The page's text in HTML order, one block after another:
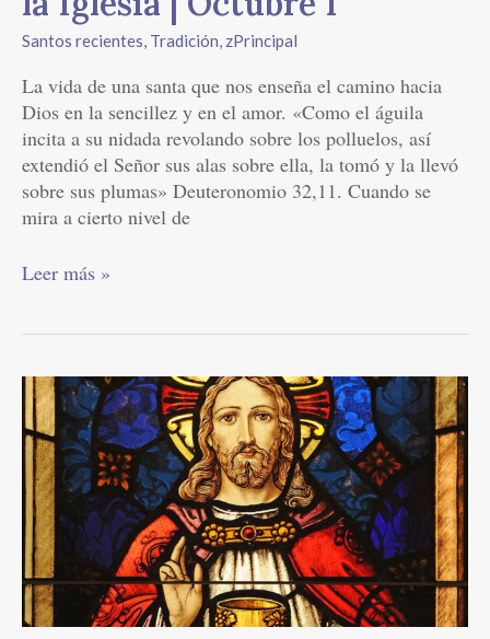
Santos recientes, Tradición, zPrincipal
La vida de una santa que nos enseña el camino hacia
Dios en la sencillez y en el amor. «Como el águila
incita a su nidada revolando sobre los polluelos, así
extendió el Señor sus alas sobre ella, la tomó y la llevó
sobre sus plumas» Deuteronomio 32,11. Cuando se
mira a cierto nivel de
Leer más »
Fiesta
de
Jesucristo
Sumo
y
Eterno
Sacerdote
–
Mayo
23